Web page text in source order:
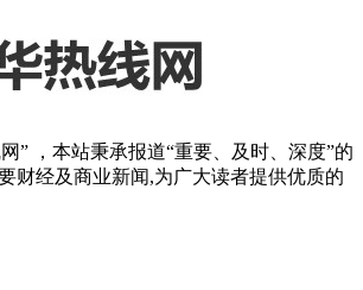
” ，本站秉承报道“重要、及时、深度”的
财经及商业新闻,为广大读者提供优质的